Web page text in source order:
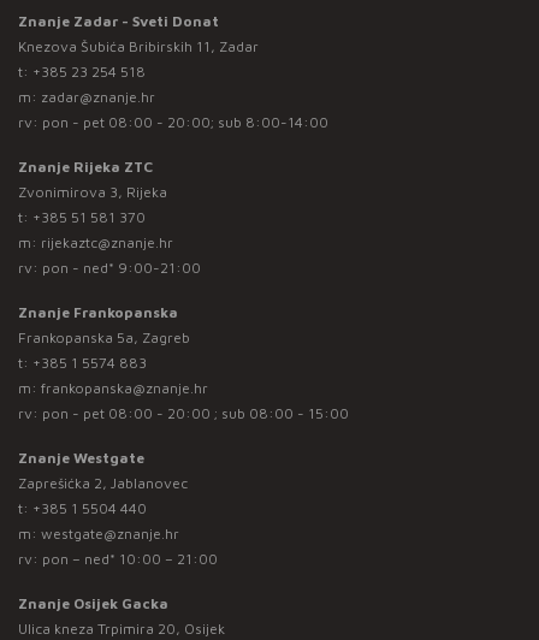
Znanje Zadar - Sveti Donat
Knezova Šubića Bribirskih 11, Zadar
t: +385 23 254 518
m: zadar@znanje.hr
rv: pon - pet 08:00 - 20:00; sub 8:00-14:00
Znanje Rijeka ZTC
Zvonimirova 3, Rijeka
t: +385 51 581 370
m: rijekaztc@znanje.hr
rv: pon - ned* 9:00-21:00
Znanje Frankopanska
Frankopanska 5a, Zagreb
t: +385 1 5574 883
m: frankopanska@znanje.hr
rv: pon - pet 08:00 - 20:00 ; sub 08:00 - 15:00
Znanje Westgate
Zaprešićka 2, Jablanovec
t: +385 1 5504 440
m: westgate@znanje.hr
rv: pon – ned* 10:00 – 21:00
Znanje Osijek Gacka
Ulica kneza Trpimira 20, Osijek